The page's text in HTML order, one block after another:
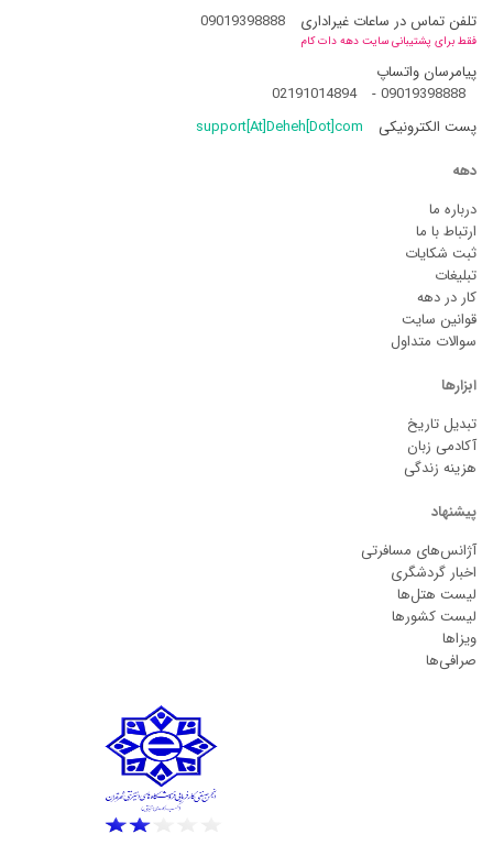
تلفن تماس در ساعات غیراداری 09019398888
فقط برای پشتیبانی سایت دهه دات کام
پیامرسان واتساپ
09019398888
-
02191014894
پست الکترونیکی
support[At]Deheh[Dot]com
دهه
درباره ما
ارتباط با ما
ثبت شکایات
تبلیغات
کار در دهه
قوانین سایت
سوالات متداول
ابزارها
تبدیل تاریخ
آکادمی زبان
هزینه زندگی
پیشنهاد
آژانس‌های مسافرتی
اخبار گردشگری
لیست هتل‌ها
لیست کشورها
ویزاها
صرافی‌ها